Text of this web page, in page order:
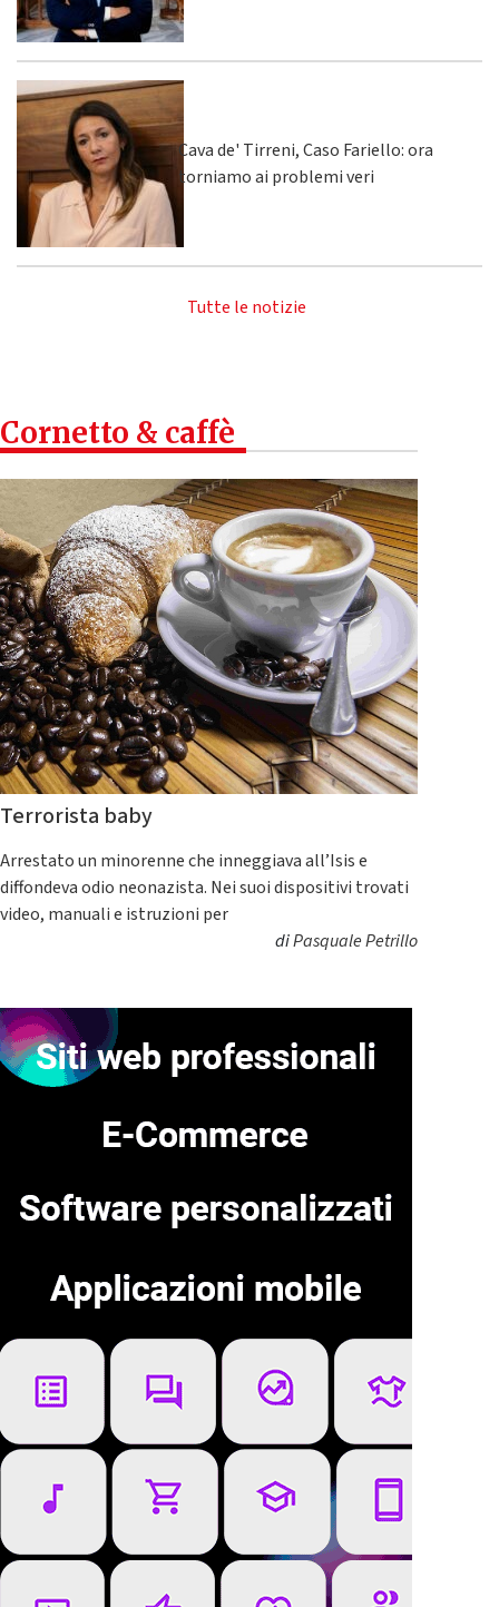
Cava de' Tirreni, Caso Fariello: ora
torniamo ai problemi veri
Tutte le notizie
Cornetto & caffè
Terrorista baby
Arrestato un minorenne che inneggiava all’Isis e
diffondeva odio neonazista. Nei suoi dispositivi trovati
video, manuali e istruzioni per
diPasquale Petrillo